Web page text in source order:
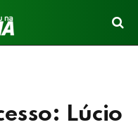
Lúcio